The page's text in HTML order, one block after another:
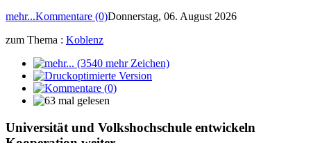
mehr...Kommentare (0)Donnerstag, 06. August 2026
zum Thema : Koblenz
Universität und Volkshochschule entwickeln